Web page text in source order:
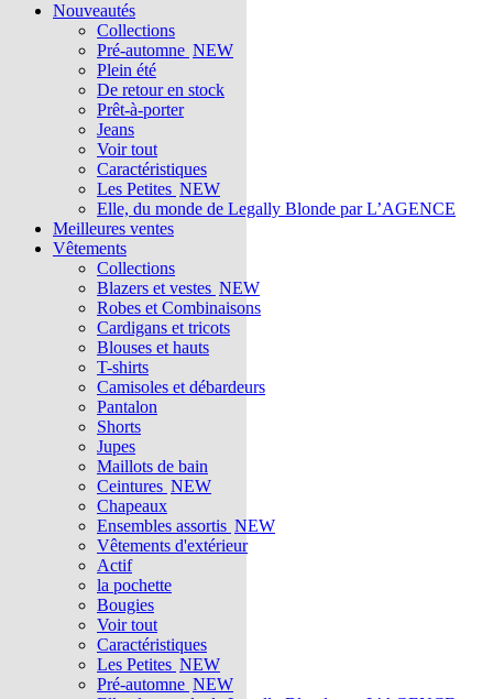
Nouveautés
Collections
Pré-automne NEW
Plein été
De retour en stock
Prêt-à-porter
Jeans
Voir tout
Caractéristiques
Les Petites NEW
Elle, du monde de Legally Blonde par L’AGENCE
Meilleures ventes
Vêtements
Collections
Blazers et vestes NEW
Robes et Combinaisons
Cardigans et tricots
Blouses et hauts
T-shirts
Camisoles et débardeurs
Pantalon
Shorts
Jupes
Maillots de bain
Ceintures NEW
Chapeaux
Ensembles assortis NEW
Vêtements d'extérieur
Actif
la pochette
Bougies
Voir tout
Caractéristiques
Les Petites NEW
Pré-automne NEW